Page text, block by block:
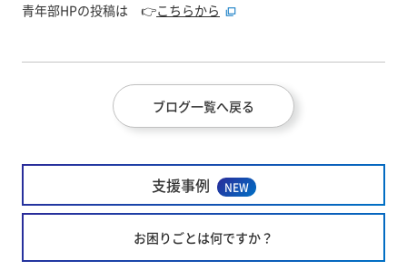
青年部HPの投稿は 👉こちらから
ブログ一覧へ戻る
支援事例 NEW
お困りごとは何ですか？